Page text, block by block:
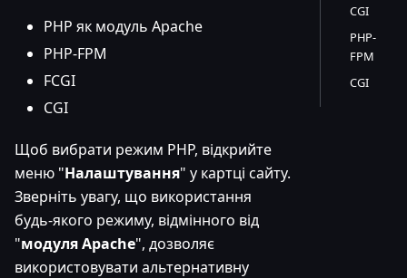
PHP як модуль Apache
PHP-FPM
FCGI
CGI
Щоб вибрати режим PHP, відкрийте
меню "Налаштування" у картці сайту.
Зверніть увагу, що використання
будь-якого режиму, відмінного від
"модуля Apache", дозволяє
використовувати альтернативну
CGI
PHP-
FPM
CGI